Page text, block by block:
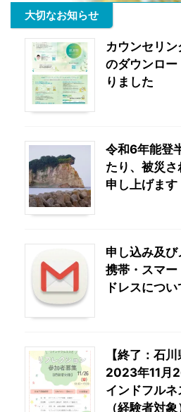
大切なお知らせ
カウンセリ
のダウンロ
りました
令和6年能登
たり、被災
申し上げます
申し込み及
携帯・スマ
ドレスについ
【終了：石
2023年11月
インドフル
（経験者対